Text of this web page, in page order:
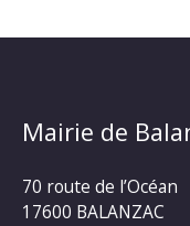
Mairie de
70 route de l’Océan
17600 BALANZAC